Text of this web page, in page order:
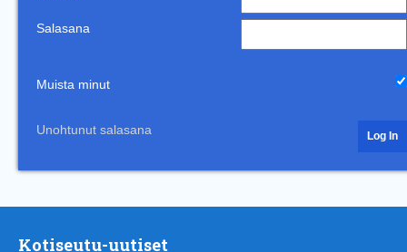
Salasana
Muista minut
Unohtunut salasana
Kotiseutu-uutiset